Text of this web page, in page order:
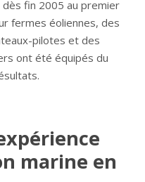
dès fin 2005 au premier
fermes éoliennes, des
pilotes et des
ont été équipés du
marine en